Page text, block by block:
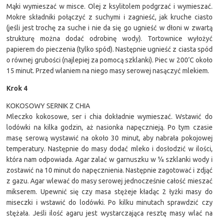
Mąki wymieszać w misce. Olej z ksylitolem podgrzać i wymieszać.
Mokre składniki połączyć z suchymi i zagnieść, jak kruche ciasto
(jeśli jest trochę za suche i nie da się go ugnieść w dłoni w zwartą
strukturę można dodać odrobinę wody). Tortownice wyłożyć
papierem do pieczenia (tylko spód). Następnie ugnieść z ciasta spód
o równej grubości (najlepiej za pomocą szklanki). Piec w 200’C około
15 minut. Przed wlaniem na niego masy serowej nasączyć mlekiem.
Krok 4
KOKOSOWY SERNIK Z CHIA
Mleczko kokosowe, ser i chia dokładnie wymieszać. Wstawić do
lodówki na kilka godzin, aż nasionka napęcznieją. Po tym czasie
masę serową wystawić na około 30 minut, aby nabrała pokojowej
temperatury. Następnie do masy dodać mleko i dosłodzić w ilości,
która nam odpowiada. Agar zalać w garnuszku w ¼ szklanki wody i
zostawić na 10 minut do napęcznienia. Następnie zagotować i zdjąć
z gazu. Agar wlewać do masy serowej jednocześnie całość mieszać
mikserem. Upewnić się czy masa stężeje kładąc 2 łyżki masy do
miseczki i wstawić do lodówki. Po kilku minutach sprawdzić czy
stężała. Jeśli ilość agaru jest wystarczająca resztę masy wlać na